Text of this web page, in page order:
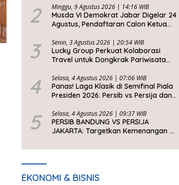
Diwariskan
2 Minggu, 9 Agustus 2026 | 14:16 WIB
Musda VI Demokrat Jabar Digelar 24
Agustus, Pendaftaran Calon Ketua
3 Senin, 3 Agustus 2026 | 20:54 WIB
Lucky Group Perkuat Kolaborasi
Travel untuk Dongkrak Pariwisata
4 Selasa, 4 Agustus 2026 | 07:06 WIB
Panas! Laga Klasik di Semifinal Piala
Presiden 2026: Persib vs Persija dan
5 Selasa, 4 Agustus 2026 | 09:37 WIB
PERSIB BANDUNG VS PERSIJA
JAKARTA: Targetkan Kemenangan di
EKONOMI & BISNIS